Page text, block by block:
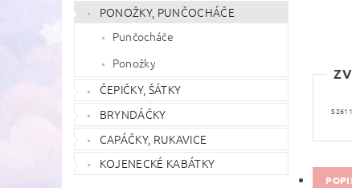
PONOŽKY, PUNČOCHÁČE
Punčocháče
Ponožky
ČEPIČKY, ŠÁTKY
BRYNDÁČKY
CAPÁČKY, RUKAVICE
KOJENECKÉ KABÁTKY